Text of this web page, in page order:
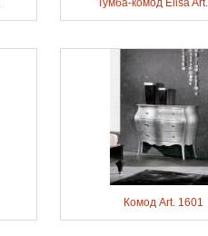
Тумба-комод Elisa
Комод Art. 1601